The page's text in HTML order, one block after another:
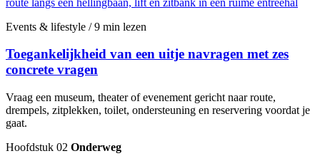
Events & lifestyle / 9 min lezen
Toegankelijkheid van een uitje navragen met zes
concrete vragen
Vraag een museum, theater of evenement gericht naar route,
drempels, zitplekken, toilet, ondersteuning en reservering voordat je
gaat.
Hoofdstuk 02 Onderweg